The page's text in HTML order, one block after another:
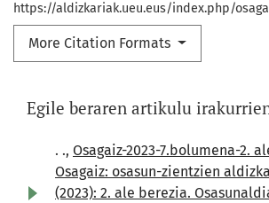
https://aldizkariak.ueu.eus/index.php/
More Citation Formats
Egile beraren artikulu
. ., Osagaiz-2023-7.bolumena-2.
Osagaiz: osasun-zientzien
(2023): 2. ale berezia.